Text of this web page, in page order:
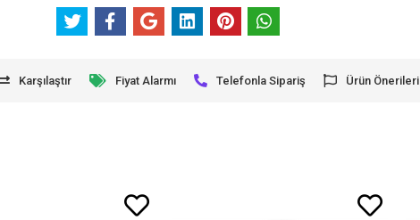
Karşılaştır Fiyat Alarmı Telefonla Sipariş Ürün Önerileri